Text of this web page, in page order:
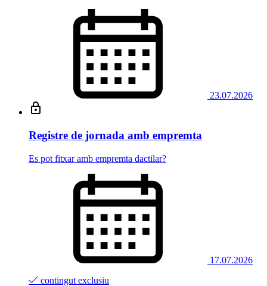
23.07.2026
Registre de jornada amb empremta
Es pot fitxar amb empremta dactilar?
17.07.2026
contingut exclusiu